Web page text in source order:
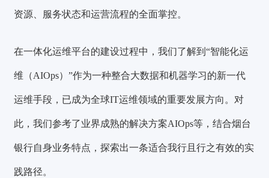
资源、服务状态和运营流程的全面掌控。
在一体化运维平台的建设过程中，我们了解到“智能化运
维（AIOps）”作为一种整合大数据和机器学习的新一代
运维手段，已成为全球IT运维领域的重要发展方向。对
此，我们参考了业界成熟的解决方案AIOps等，结合烟台
银行自身业务特点，探索出一条适合我行且行之有效的实
践路径。